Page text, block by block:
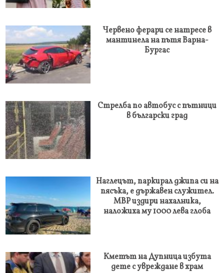
Червено ферари се натресе в
мантинела на пътя Варна-
Бургас
Стрелба по автобус с пътници
в български град
Наглецът, паркирал джипа си на
пясъка, е държавен служител.
МВР издири нахалника,
наложиха му 1000 лева глоба
Кметът на Дупница избута
дете с увреждане в храм